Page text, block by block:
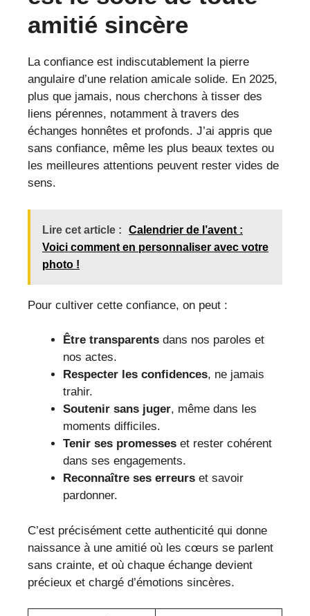
amitié sincère
La confiance est indiscutablement la pierre
angulaire d’une relation amicale solide. En 2025,
plus que jamais, nous cherchons à tisser des
liens pérennes, notamment à travers des
échanges honnêtes et profonds. J’ai appris que
sans confiance, même les plus beaux textes ou
les meilleures attentions peuvent rester vides de
sens.
Lire cet article :
Calendrier de l’avent :
Voici comment en personnaliser avec votre
photo !
Pour cultiver cette confiance, on peut :
Être transparents dans nos paroles et
nos actes.
Respecter les confidences, ne jamais
trahir.
Soutenir sans juger, même dans les
moments difficiles.
Tenir ses promesses et rester cohérent
dans ses engagements.
Reconnaître ses erreurs et savoir
pardonner.
C’est précisément cette authenticité qui donne
naissance à une amitié où les cœurs se parlent
sans crainte, et où chaque échange devient
précieux et chargé d’émotions sincères.